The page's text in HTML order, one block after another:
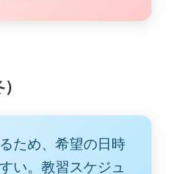
ため、希望の日時
い。教習スケジュ